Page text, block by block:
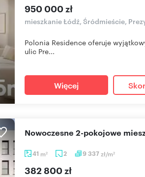
950 000 zł
mieszkanie Łódź, Śródmieście,
Polonia Residence oferuje
ulic Pre...
Więcej
41 m2 2 9 337zł/m2
Nowoczesne 2-pokojowe
382 800 zł